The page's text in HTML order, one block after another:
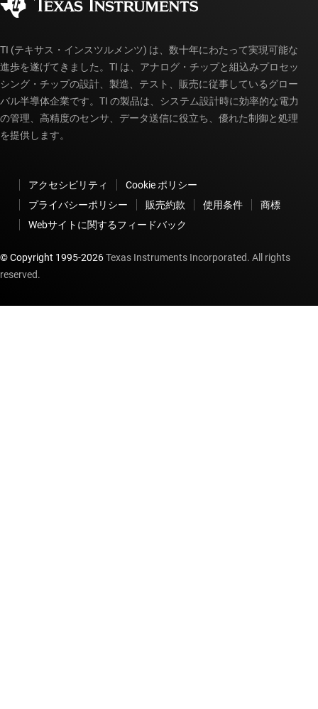
myTI アカウントの FAQ
TI (テキサス・インスツルメンツ) は、数十年にわたって実現可能な
進歩を遂げてきました。TI は、アナログ・チップと組込みプロセッ
シング・チップの設計、製造、テスト、販売に従事しているグロー
バル半導体企業です。TI の製品は、システム設計時に効率的な電力
の管理、高精度のセンサ、データ送信に役立ち、優れた制御と処理
を提供します。
アクセシビリティ
Cookie ポリシー
プライバシーポリシー
販売約款 使用条件
商標
Webサイトに関するフィードバック
© Copyright 1995-2026Texas Instruments Incorporated. All rights
reserved.